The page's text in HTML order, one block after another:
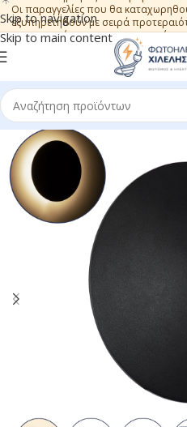
Skip to navigation
Skip to main content
Οι παραγγελίες που θα
εξυπηρετηθούν με σειρά
ευχαριστούμε για την εμπιστοσύνη.